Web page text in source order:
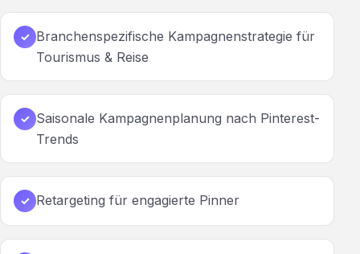
✓ Branchenspezifische Kampagnenstrategie für
Tourismus & Reise
✓ Saisonale Kampagnenplanung nach Pinterest-
Trends
✓ Retargeting für engagierte Pinner